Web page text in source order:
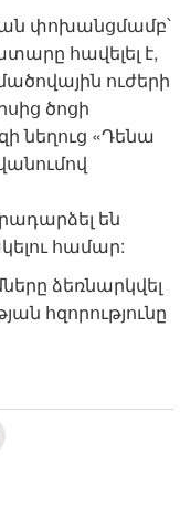
փոխանցմամբ՝
հավելել է,
ուժերի
ծոցի
նեղուց «Դենա
են
համար:
ձեռնարկվել
հզորությունը